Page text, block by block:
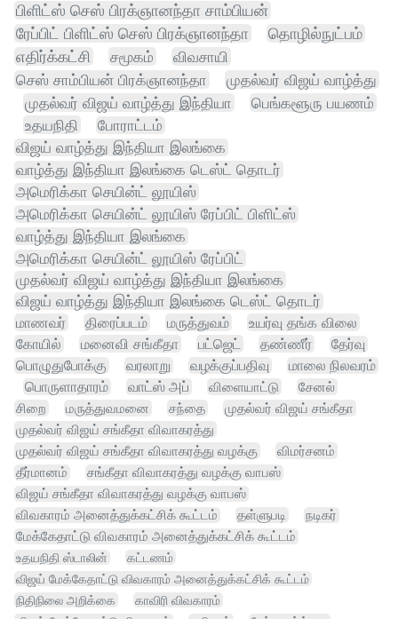
பிளிட்ஸ் செஸ் பிரக்ஞானந்தா சாம்பியன்
ரேப்பிட் பிளிட்ஸ் செஸ் பிரக்ஞானந்தா
தொழில்நுட்பம்
எதிர்க்கட்சி
சமூகம்
விவசாயி
செஸ் சாம்பியன் பிரக்ஞானந்தா
முதல்வர் விஜய் வாழ்த்து
முதல்வர் விஜய் வாழ்த்து இந்தியா
பெங்களூரு பயணம்
உதயநிதி
போராட்டம்
விஜய் வாழ்த்து இந்தியா இலங்கை
வாழ்த்து இந்தியா இலங்கை டெஸ்ட் தொடர்
அமெரிக்கா செயின்ட் லூயிஸ்
அமெரிக்கா செயின்ட் லூயிஸ் ரேப்பிட் பிளிட்ஸ்
வாழ்த்து இந்தியா இலங்கை
அமெரிக்கா செயின்ட் லூயிஸ் ரேப்பிட்
முதல்வர் விஜய் வாழ்த்து இந்தியா இலங்கை
விஜய் வாழ்த்து இந்தியா இலங்கை டெஸ்ட் தொடர்
மாணவர்
திரைப்படம் மருத்துவம்
உயர்வு தங்க விலை
கோயில்
மனைவி சங்கீதா பட்ஜெட் தண்ணீர்
தேர்வு
பொழுதுபோக்கு
வரலாறு வழக்குப்பதிவு
மாலை நிலவரம்
பொருளாதாரம்
வாட்ஸ் அப் விளையாட்டு
சேனல்
சிறை
மருத்துவமனை சந்தை
முதல்வர் விஜய் சங்கீதா
முதல்வர் விஜய் சங்கீதா விவாகரத்து
முதல்வர் விஜய் சங்கீதா விவாகரத்து வழக்கு
விமர்சனம்
தீர்மானம்
சங்கீதா விவாகரத்து வழக்கு வாபஸ்
விஜய் சங்கீதா விவாகரத்து வழக்கு வாபஸ்
விவகாரம் அனைத்துக்கட்சிக் கூட்டம்
தள்ளுபடி
நடிகர்
மேக்கேதாட்டு விவகாரம் அனைத்துக்கட்சிக் கூட்டம்
உதயநிதி ஸ்டாலின்
கட்டணம்
விஜய் மேக்கேதாட்டு விவகாரம் அனைத்துக்கட்சிக் கூட்டம்
நிதிநிலை அறிக்கை
காவிரி விவகாரம்